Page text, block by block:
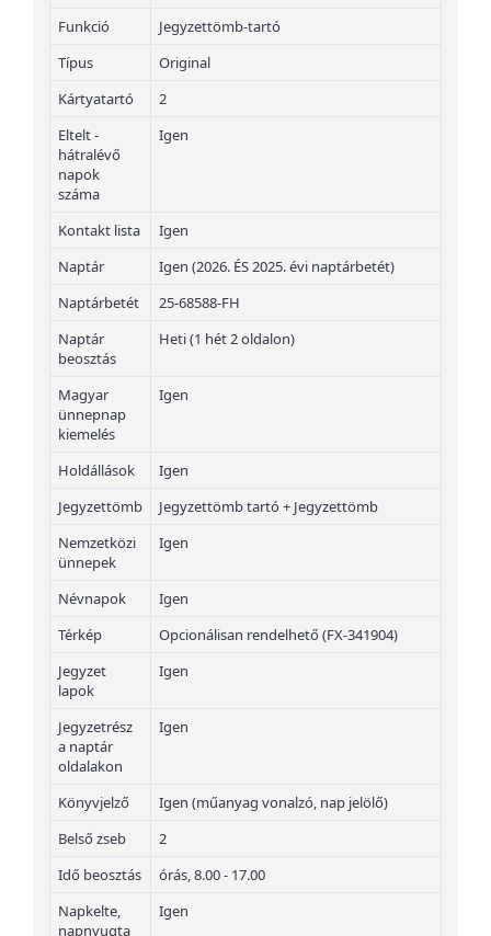
Funkció
Jegyzettömb-tartó
Típus
Original
Kártyatartó
2
Eltelt -
hátralévő
napok
száma
Igen
Kontakt lista
Igen
Naptár
Igen (2026. ÉS 2025. évi naptárbetét)
Naptárbetét
25-68588-FH
Naptár
beosztás
Heti (1 hét 2 oldalon)
Magyar
ünnepnap
kiemelés
Igen
Holdállások
Igen
Jegyzettömb
Jegyzettömb tartó + Jegyzettömb
Nemzetközi
ünnepek
Igen
Névnapok
Igen
Térkép
Opcionálisan rendelhető (FX-341904)
Jegyzet
lapok
Igen
Jegyzetrész
a naptár
oldalakon
Igen
Könyvjelző
Igen (műanyag vonalzó, nap jelölő)
Belső zseb
2
Idő beosztás
órás, 8.00 - 17.00
Napkelte,
napnyugta
Igen